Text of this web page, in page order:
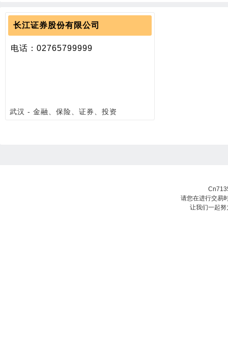
长江证券股份有限公司
电话：02765799999
武汉 - 金融、保险、证券、投资
请您在进行交易
让我们一起